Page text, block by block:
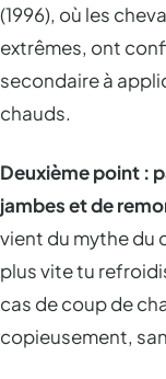
(1996), où les
extrêmes, ont
secondaire à
chauds.
Deuxième point :
jambes et de
vient du mythe du
plus vite tu
cas de coup de
copieusement,